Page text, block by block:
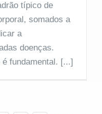
típico de
somados a
a
doenças.
fundamental. [...]